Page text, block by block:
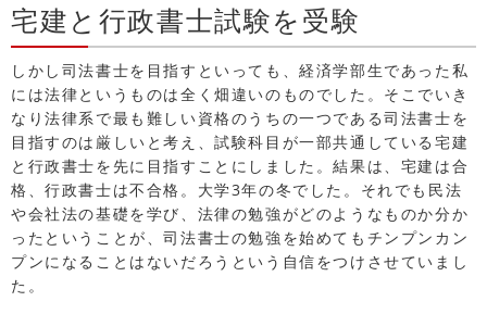
宅建と行政書士試験を受験
しかし司法書士を目指すといっても、経済学部生であった私
には法律というものは全く畑違いのものでした。そこでいき
なり法律系で最も難しい資格のうちの一つである司法書士を
目指すのは厳しいと考え、試験科目が一部共通している宅建
と行政書士を先に目指すことにしました。結果は、宅建は合
格、行政書士は不合格。大学3年の冬でした。それでも民法
や会社法の基礎を学び、法律の勉強がどのようなものか分か
ったということが、司法書士の勉強を始めてもチンプンカン
プンになることはないだろうという自信をつけさせていまし
た。